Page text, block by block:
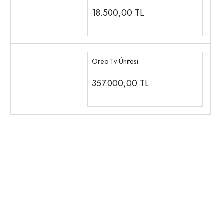
18.500,00 TL
Oreo Tv Ünitesi
357.000,00 TL